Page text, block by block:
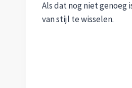
Als dat nog niet genoeg
van stijl te wisselen.